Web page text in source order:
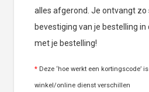
alles afgerond. Je ontvangt zo
bevestiging van je bestelling
met je bestelling!
* Deze ‘hoe werkt een kortingscode’
winkel/online dienst verschillen